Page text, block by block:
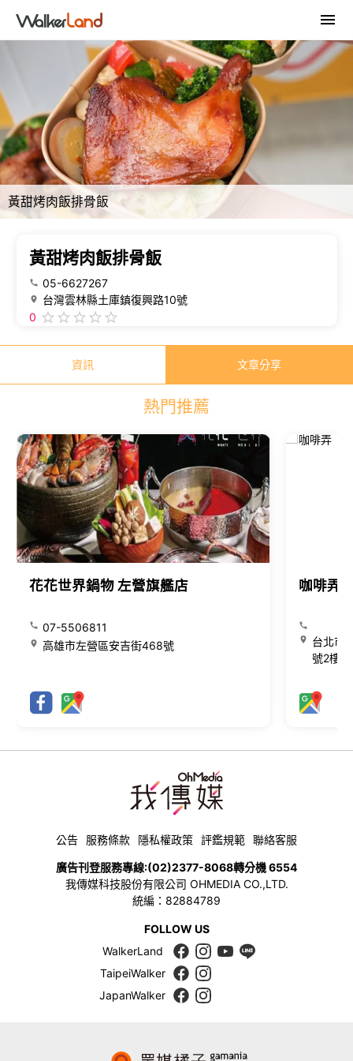
黃甜烤肉飯排骨飯
黃甜烤肉飯排骨飯
05-6627267
台灣雲林縣土庫鎮復興路10號
0
資訊 文章分享
熱門推薦
花花世界鍋物 左營旗艦店
07-5506811
高雄市左營區安吉街468號
咖啡弄
台北市
號2樓
公告 服務條款 隱私權政策 評鑑規範 聯絡客服
廣告刊登服務專線:(02)2377-8068轉分機 6554
我傳媒科技股份有限公司 OHMEDIA CO.,LTD.
統編：82884789
FOLLOW US
WalkerLand
TaipeiWalker
JapanWalker